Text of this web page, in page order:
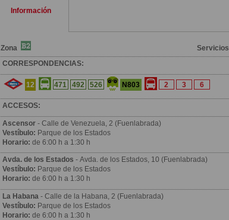
Información
Zona
Servicios
CORRESPONDENCIAS:
12 471 492 526 N803 2 3 6
ACCESOS:
Ascensor - Calle de Venezuela, 2 (Fuenlabrada)
Vestíbulo: Parque de los Estados
Horario: de 6:00 h a 1:30 h
Avda. de los Estados - Avda. de los Estados, 10 (Fuenlabrada)
Vestíbulo: Parque de los Estados
Horario: de 6:00 h a 1:30 h
La Habana - Calle de la Habana, 2 (Fuenlabrada)
Vestíbulo: Parque de los Estados
Horario: de 6:00 h a 1:30 h